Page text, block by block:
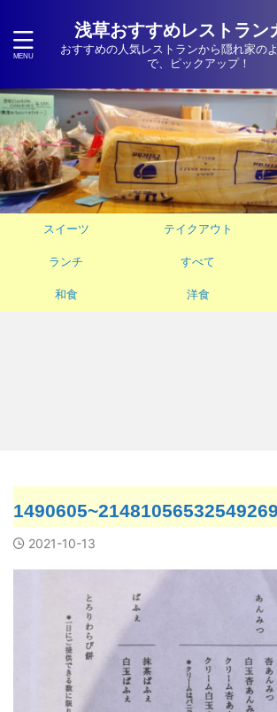
浅草おすすめレストラン
おすすめの人気レストランから隠れ家の
で、ピックアップ！
スイーツ テイクアウト
ランチ すべて
和食 洋食
2021-10-13